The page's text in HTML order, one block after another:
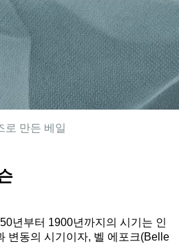
로 만든 베일
년부터 1900년까지의 시기는 인
변동의 시기이자, 벨 에포크(Belle